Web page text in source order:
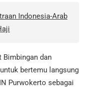
Indonesia-Arab
Bimbingan dan
bertemu langsung
Purwokerto sebagai